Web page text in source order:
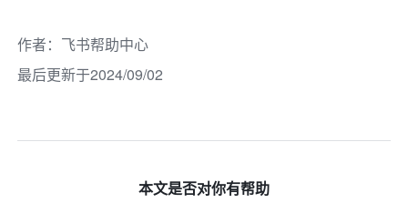
作者： 飞书帮助中心
最后更新于2024/09/02
本文是否对你有帮助